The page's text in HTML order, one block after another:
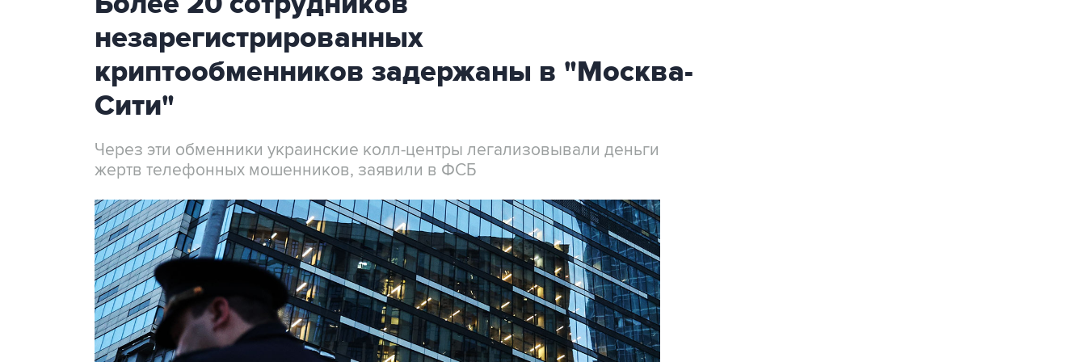
незарегистрированных
криптообменников задержаны в "Москва-
Сити"
Через эти обменники украинские колл-центры легализовывали деньги
жертв телефонных мошенников, заявили в ФСБ